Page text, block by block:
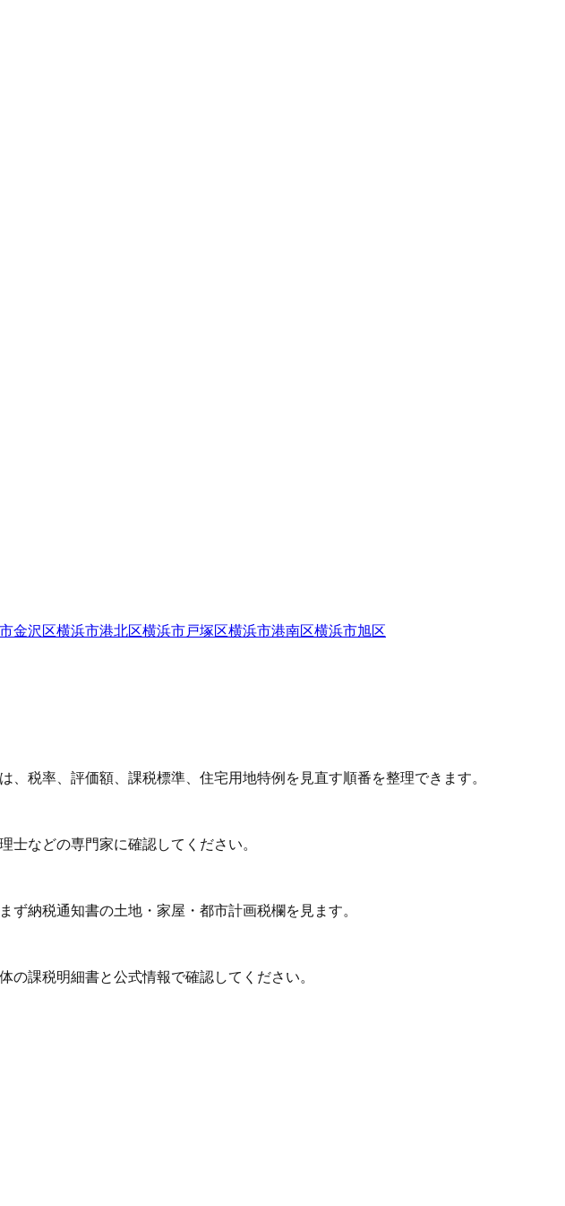
金沢区横浜市港北区横浜市戸塚区横浜市港南区横浜市旭区
税率、評価額、課税標準、住宅用地特例を見直す順番を整理できます。
などの専門家に確認してください。
納税通知書の土地・家屋・都市計画税欄を見ます。
課税明細書と公式情報で確認してください。